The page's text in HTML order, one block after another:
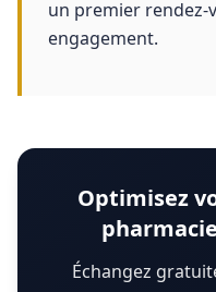
un premier rendez-
engagement.
Optimisez
Échangez